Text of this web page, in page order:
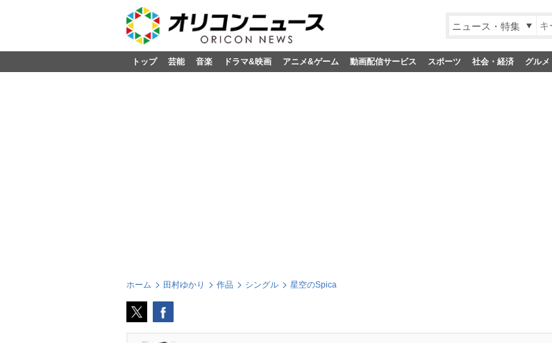
ニュース・特集
トップ 芸能 音楽 ドラマ&映画 アニメ&ゲーム 動画配信サービス スポーツ 社会・経済 グルメ
ホーム 田村ゆかり 作品 シングル 星空のSpica